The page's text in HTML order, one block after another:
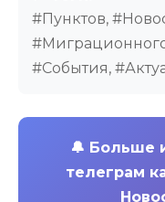
#Пунктов,
#События,
🔔 Больше
телеграм